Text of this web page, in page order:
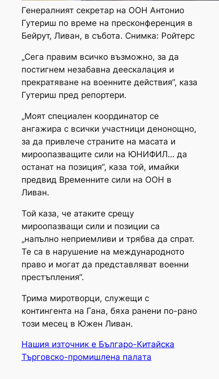
Генералният секретар на ООН Антонио
Гутериш по време на пресконференция в
Бейрут, Ливан, в събота. Снимка: Ройтерс
„Сега правим всичко възможно, за да
постигнем незабавна деескалация и
прекратяване на военните действия“, каза
Гутериш пред репортери.
„Моят специален координатор се
ангажира с всички участници денонощно,
за да привлече страните на масата и
мироопазващите сили на ЮНИФИЛ… да
останат на позиция“, каза той, имайки
предвид Временните сили на ООН в
Ливан.
Той каза, че атаките срещу
мироопазващи сили и позиции са
„напълно неприемливи и трябва да спрат.
Те са в нарушение на международното
право и могат да представляват военни
престъпления“.
Трима миротворци, служещи с
контингента на Гана, бяха ранени по-рано
този месец в Южен Ливан.
Нашия източник е Българо-Китайска
Търговско-промишлена палaта